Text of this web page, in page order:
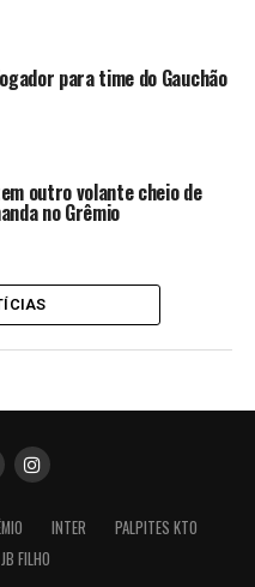
para time do Gauchão
outro volante cheio de
no Grêmio
INTER
PALPITES KTO
FILHO